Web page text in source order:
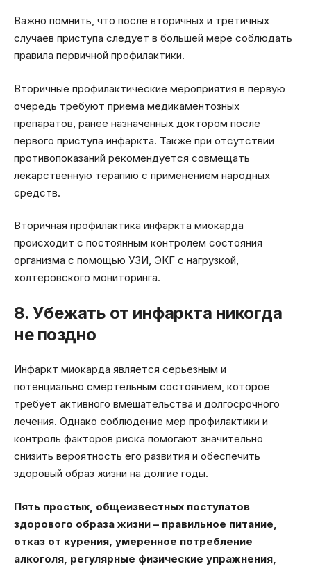
Важно помнить, что после вторичных и третичных
случаев приступа следует в большей мере соблюдать
правила первичной профилактики.
Вторичные профилактические мероприятия в первую
очередь требуют приема медикаментозных
препаратов, ранее назначенных доктором после
первого приступа инфаркта. Также при отсутствии
противопоказаний рекомендуется совмещать
лекарственную терапию с применением народных
средств.
Вторичная профилактика инфаркта миокарда
происходит с постоянным контролем состояния
организма с помощью УЗИ, ЭКГ с нагрузкой,
холтеровского мониторинга.
8. Убежать от инфаркта никогда
не поздно
Инфаркт миокарда является серьезным и
потенциально смертельным состоянием, которое
требует активного вмешательства и долгосрочного
лечения. Однако соблюдение мер профилактики и
контроль факторов риска помогают значительно
снизить вероятность его развития и обеспечить
здоровый образ жизни на долгие годы.
Пять простых, общеизвестных постулатов
здорового образа жизни – правильное питание,
отказ от курения, умеренное потребление
алкоголя, регулярные физические упражнения,